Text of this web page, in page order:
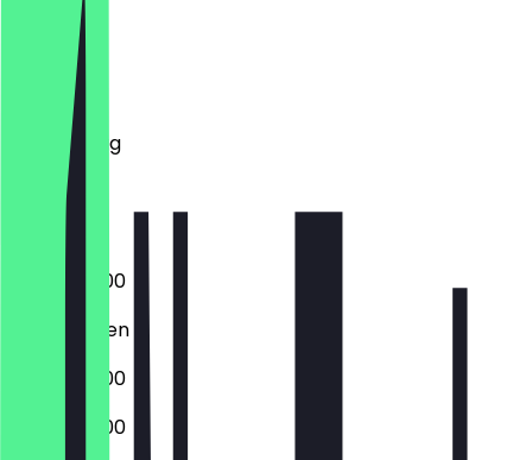
Montag
Dienstag
Mittwoch
Donnerstag
Freitag
Samstag
Sonntag
07:00 - 18:00
Geschlossen
07:00 - 18:00
07:00 - 18:00